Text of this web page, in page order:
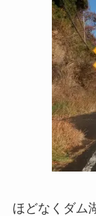
ほどなくダム